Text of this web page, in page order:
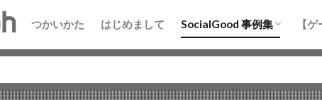
つかいかた はじめまして SocialGood 事例集
まちづくり
防災
地域活性化
水産・海洋
教育
【